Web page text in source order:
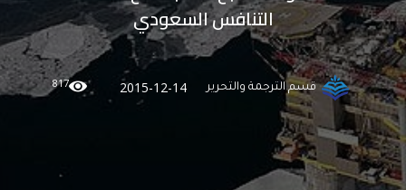
التنافس السعودي
قسم الترجمة والتحرير 2015-12-14
817